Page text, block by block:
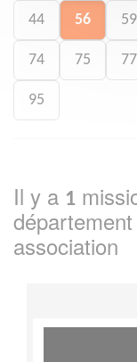
44 56 59
74 75 77
95
Il y a 1
département
association